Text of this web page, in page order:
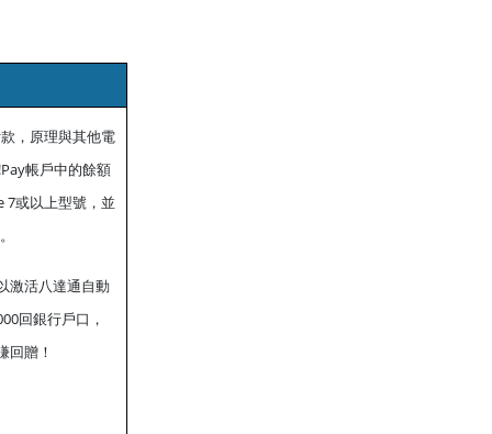
，原理與其他電
帳戶中的餘額
7或以上型號，並
激活八達通自動
回銀行戶口，
回贈！